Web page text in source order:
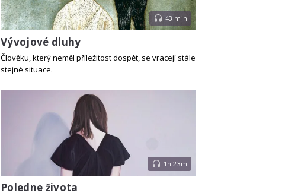
43 min
Vývojové dluhy
Člověku, který neměl příležitost dospět, se vracejí stále
stejné situace.
1h 23m
Poledne života